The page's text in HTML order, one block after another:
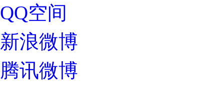
QQ空间
新浪微博
腾讯微博